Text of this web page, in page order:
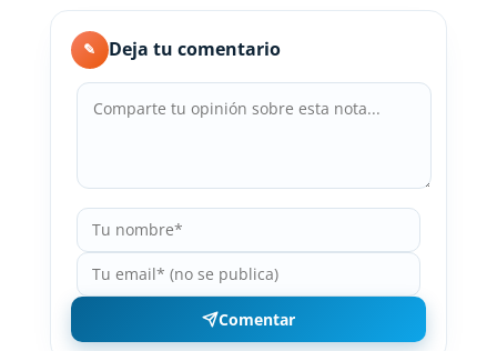
✎ Deja tu comentario
Comentar